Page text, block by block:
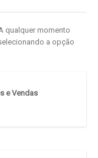
qualquer momento
a opção
e Vendas